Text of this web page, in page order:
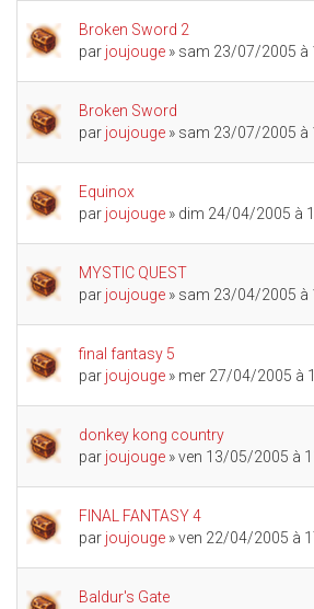
Broken Sword 2
par joujouge » sam 23/07/2005 à
Broken Sword
par joujouge » sam 23/07/2005 à
Equinox
par joujouge » dim 24/04/2005 à
MYSTIC QUEST
par joujouge » sam 23/04/2005 à
final fantasy 5
par joujouge » mer 27/04/2005 à
donkey kong country
par joujouge » ven 13/05/2005 à
FINAL FANTASY 4
par joujouge » ven 22/04/2005 à
Baldur's Gate